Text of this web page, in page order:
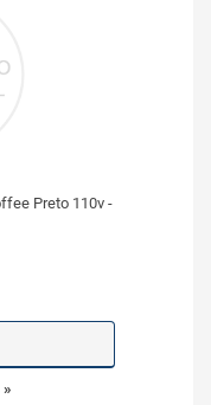
Preto 110v -